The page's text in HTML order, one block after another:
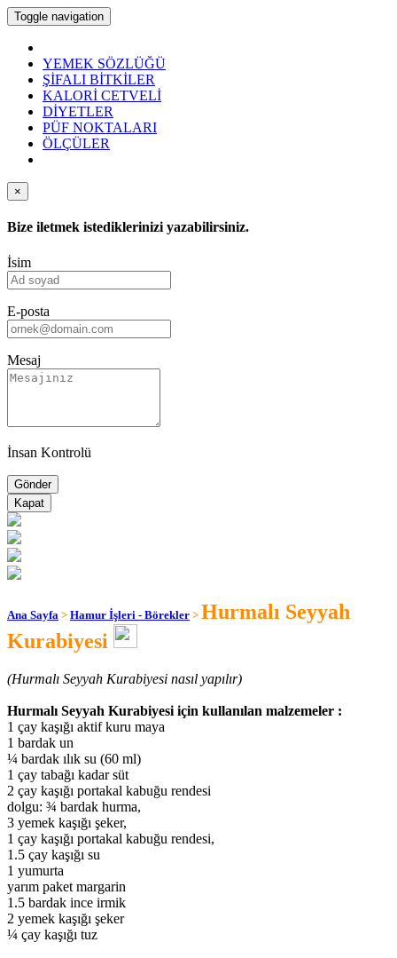
Toggle navigation
YEMEK SÖZLÜĞÜ
ŞİFALI BİTKİLER
KALORİ CETVELİ
DİYETLER
PÜF NOKTALARI
ÖLÇÜLER
×
Bize iletmek istediklerinizi yazabilirsiniz.
İsim
E-posta
Mesaj
İnsan Kontrolü
Kapat
Ana Sayfa > Hamur İşleri - Börekler > Hurmalı Seyyah
Kurabiyesi
(Hurmalı Seyyah Kurabiyesi nasıl yapılır)
Hurmalı Seyyah Kurabiyesi için kullanılan malzemeler :
1 çay kaşığı aktif kuru maya
1 bardak un
¼ bardak ılık su (60 ml)
1 çay tabağı kadar süt
2 çay kaşığı portakal kabuğu rendesi
dolgu: ¾ bardak hurma,
3 yemek kaşığı şeker,
1 çay kaşığı portakal kabuğu rendesi,
1.5 çay kaşığı su
1 yumurta
yarım paket margarin
1.5 bardak ince irmik
2 yemek kaşığı şeker
¼ çay kaşığı tuz